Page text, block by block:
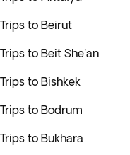
Trips to Beirut
Trips to Beit She'an
Trips to Bishkek
Trips to Bodrum
Trips to Bukhara